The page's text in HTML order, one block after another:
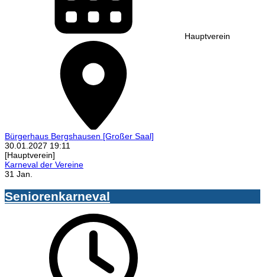
Hauptverein
Bürgerhaus Bergshausen [Großer Saal]
30.01.2027 19:11
[Hauptverein]
Karneval der Vereine
31 Jan.
Seniorenkarneval